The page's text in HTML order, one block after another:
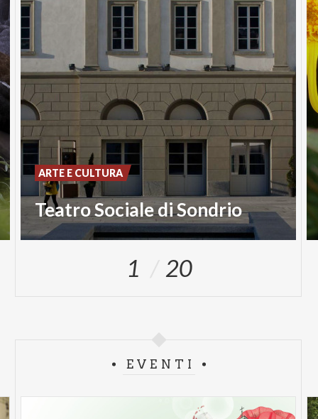
Teatro Sociale di Sondrio
ARTE E CULTURA
1 20
EVENTI